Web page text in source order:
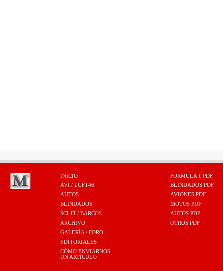
INICIO
AVI / LUFT46
AUTOS
BLINDADOS
SCI-FI / BARCOS
ARCHIVO
GALERÍA / FORO
EDITORIALES
CÓMO ENVIARNOS
UN ARTÍCULO
FORMULA 1 PDF
BLINDADOS PDF
AVIONES PDF
MOTOS PDF
AUTOS PDF
OTROS PDF